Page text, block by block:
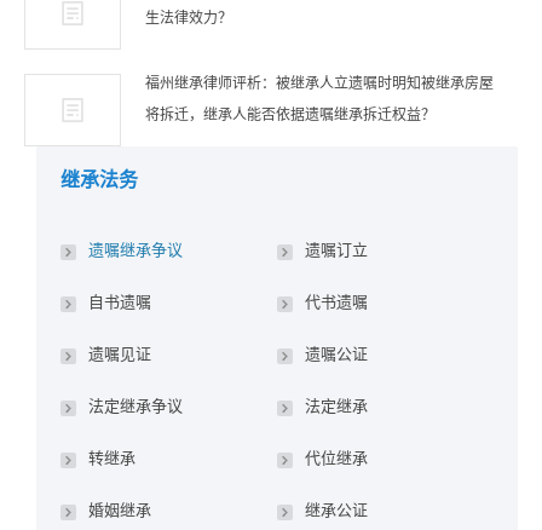
生法律效力？
福州继承律师评析：被继承人立遗嘱时明知被继承房屋
将拆迁，继承人能否依据遗嘱继承拆迁权益？
继承法务
遗嘱继承争议 遗嘱订立
自书遗嘱 代书遗嘱
遗嘱见证 遗嘱公证
法定继承争议 法定继承
转继承 代位继承
婚姻继承 继承公证